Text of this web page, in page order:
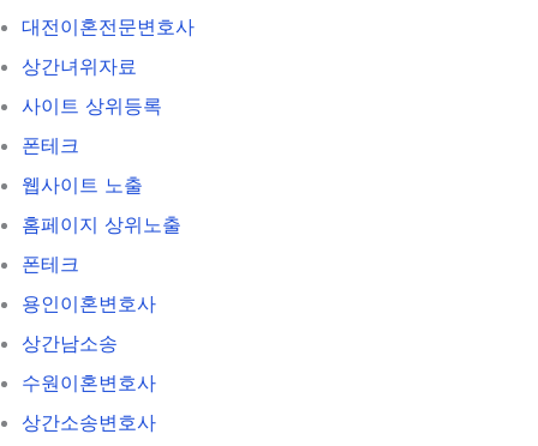
대전이혼전문변호사
상간녀위자료
사이트 상위등록
폰테크
웹사이트 노출
홈페이지 상위노출
폰테크
용인이혼변호사
상간남소송
수원이혼변호사
상간소송변호사